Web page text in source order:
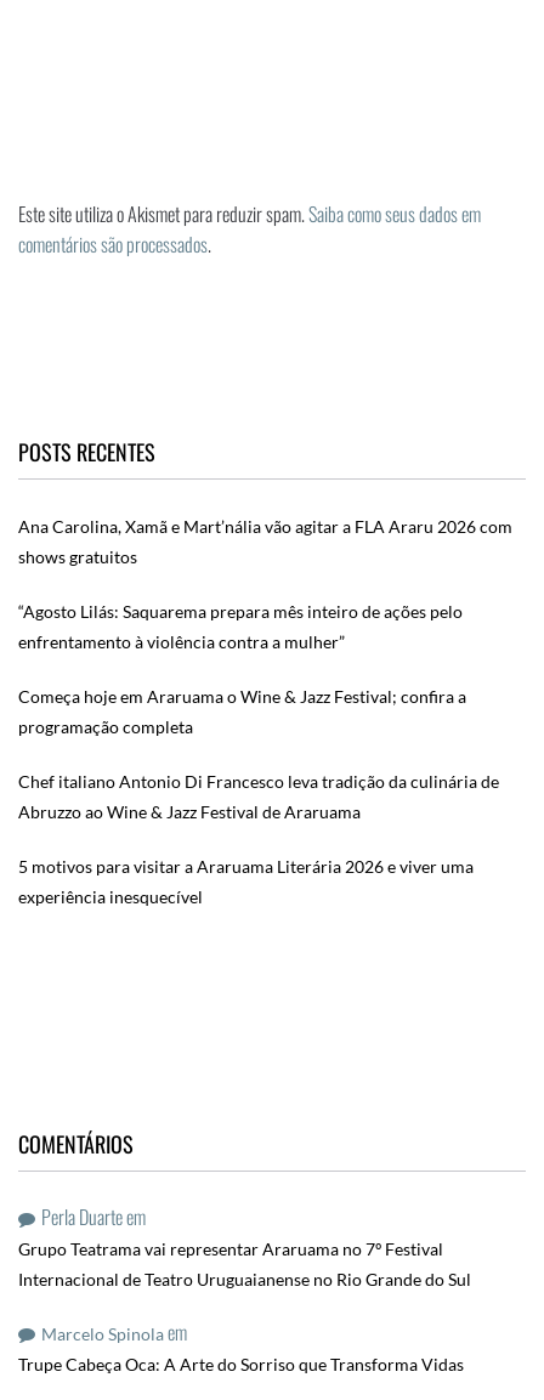
Este site utiliza o Akismet para reduzir spam.Saiba como seus dados em
comentários são processados.
POSTS RECENTES
Ana Carolina, Xamã e Mart’nália vão agitar a FLA Araru 2026 com
shows gratuitos
“Agosto Lilás: Saquarema prepara mês inteiro de ações pelo
enfrentamento à violência contra a mulher”
Começa hoje em Araruama o Wine & Jazz Festival; confira a
programação completa
Chef italiano Antonio Di Francesco leva tradição da culinária de
Abruzzo ao Wine & Jazz Festival de Araruama
5 motivos para visitar a Araruama Literária 2026 e viver uma
experiência inesquecível
COMENTÁRIOS
Perla Duarteem
Grupo Teatrama vai representar Araruama no 7º Festival
Internacional de Teatro Uruguaianense no Rio Grande do Sul
Marcelo Spinolaem
Trupe Cabeça Oca: A Arte do Sorriso que Transforma Vidas